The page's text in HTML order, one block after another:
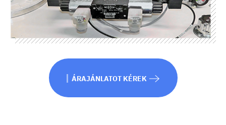
ÁRAJÁNLATOT KÉREK